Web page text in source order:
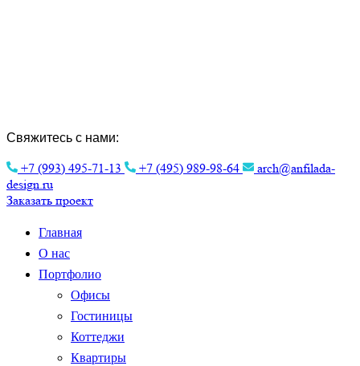
Свяжитесь с нами:
+7 (993) 495-71-13 +7 (495) 989-98-64
arch@anfilada-
design.ru
Заказать проект
Главная
О нас
Портфолио
Офисы
Гостиницы
Коттеджи
Квартиры